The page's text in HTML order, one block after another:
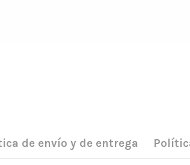
de envío y de entrega